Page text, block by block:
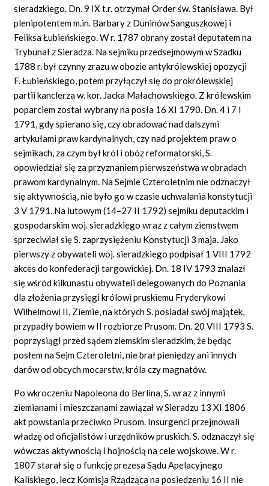
sieradzkiego. Dn. 9 IX t.r. otrzymał Order św. Stanisława. Był
plenipotentem m.in. Barbary z Duninów Sanguszkowej i
Feliksa Łubieńskiego. W r. 1787 obrany został deputatem na
Trybunał z Sieradza. Na sejmiku przedsejmowym w Szadku
1788 r. był czynny zrazu w obozie antykrólewskiej opozycji
F. Łubieńskiego, potem przyłączył się do prokrólewskiej
partii kanclerza w. kor. Jacka Małachowskiego. Z królewskim
poparciem został wybrany na posła 16 XI 1790. Dn. 4 i 7 I
1791, gdy spierano się, czy obradować nad dalszymi
artykułami praw kardynalnych, czy nad projektem praw o
sejmikach, za czym był król i obóz reformatorski, S.
opowiedział się za przyznaniem pierwszeństwa w obradach
prawom kardynalnym. Na Sejmie Czteroletnim nie odznaczył
się aktywnością, nie było go w czasie uchwalania konstytucji
3 V 1791. Na lutowym (14–27 II 1792) sejmiku deputackim i
gospodarskim woj. sieradzkiego wraz z całym ziemstwem
sprzeciwiał się S. zaprzysiężeniu Konstytucji 3 maja. Jako
pierwszy z obywateli woj. sieradzkiego podpisał 1 VIII 1792
akces do konfederacji targowickiej. Dn. 18 IV 1793 znalazł
się wśród kilkunastu obywateli delegowanych do Poznania
dla złożenia przysięgi królowi pruskiemu Fryderykowi
Wilhelmowi II. Ziemie, na których S. posiadał swój majątek,
przypadły bowiem w II rozbiorze Prusom. Dn. 20 VIII 1793 S.
poprzysiągł przed sądem ziemskim sieradzkim, że będąc
posłem na Sejm Czteroletni, nie brał pieniędzy ani innych
darów od obcych mocarstw, króla czy magnatów.
Po wkroczeniu Napoleona do Berlina, S. wraz z innymi
ziemianami i mieszczanami zawiązał w Sieradzu 13 XI 1806
akt powstania przeciwko Prusom. Insurgenci przejmowali
władzę od oficjalistów i urzędników pruskich. S. odznaczył się
wówczas aktywnością i hojnością na cele wojskowe. W r.
1807 starał się o funkcję prezesa Sądu Apelacyjnego
Kaliskiego, lecz Komisja Rządząca na posiedzeniu 16 II nie